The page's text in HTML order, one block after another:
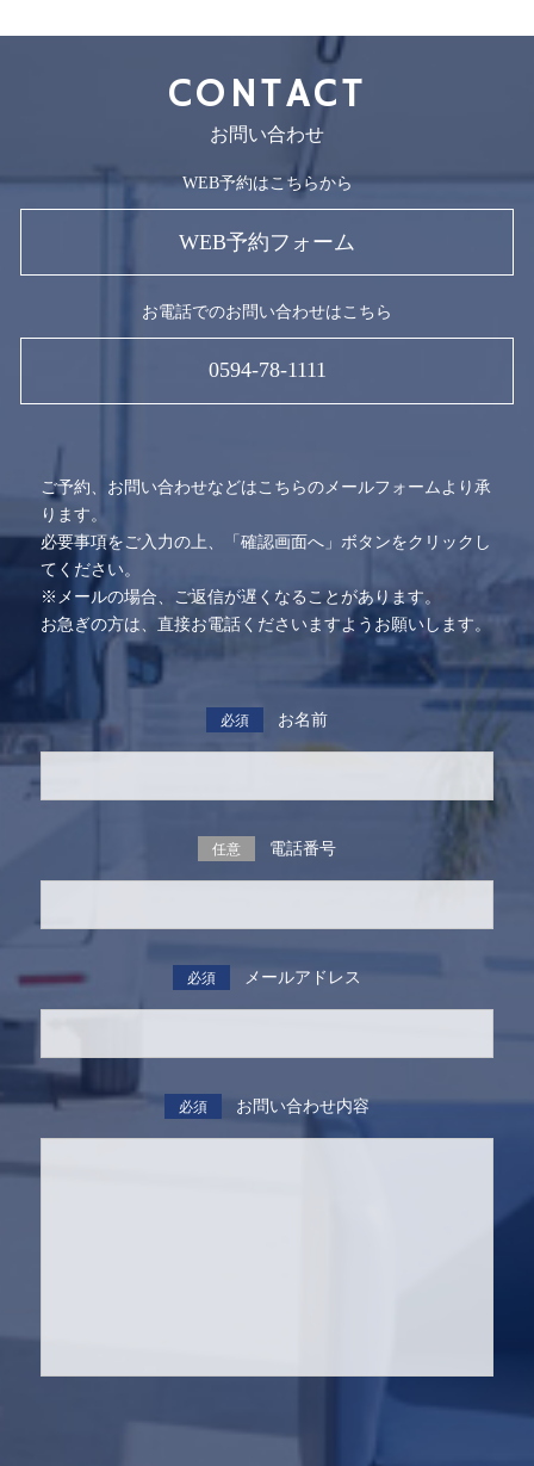
CONTACT
お問い合わせ
WEB予約はこちらから
WEB予約フォーム
お電話でのお問い合わせはこちら
0594-78-1111
ご予約、お問い合わせなどはこちらのメールフォームより承
ります。
必要事項をご入力の上、「確認画面へ」ボタンをクリックし
てください。
※メールの場合、ご返信が遅くなることがあります。
お急ぎの方は、直接お電話くださいますようお願いします。
必須 お名前
任意 電話番号
必須 メールアドレス
必須 お問い合わせ内容